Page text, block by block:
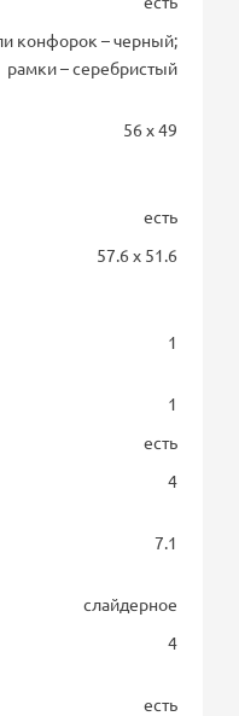
конфорок – черный;
рамки – серебристый
56 x 49
есть
57.6 x 51.6
1
1
есть
4
7.1
слайдерное
4
есть